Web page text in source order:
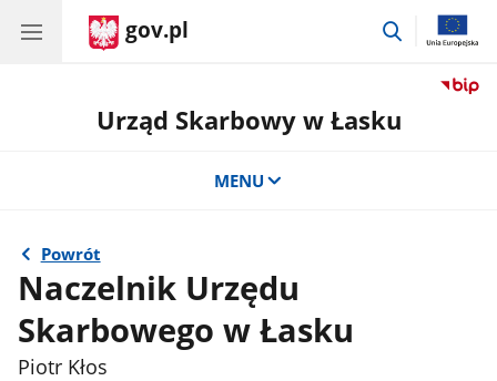
gov.pl
przejdź
Urząd Skarbowy w Łasku
MENU
Powrót
Naczelnik Urzędu
Skarbowego w Łasku
Piotr Kłos